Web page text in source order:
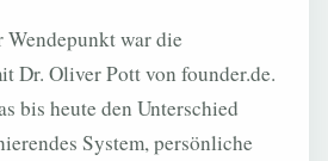
war die
Dr. Oliver Pott von founder.de.
bis heute den Unterschied
System, persönliche